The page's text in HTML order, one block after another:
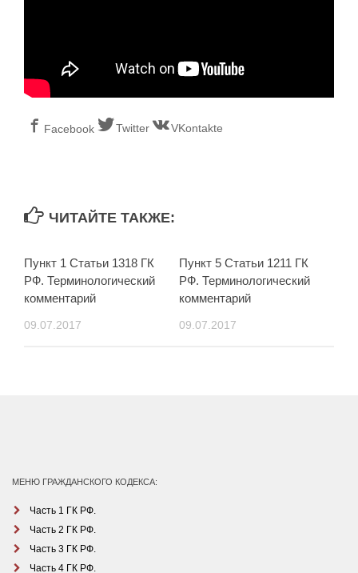
Facebook Twitter VKontakte
ЧИТАЙТЕ ТАКЖЕ:
Пункт 1 Статьи 1318 ГК
РФ. Терминологический
комментарий
09.07.2017
Пункт 5 Статьи 1211 ГК
РФ. Терминологический
комментарий
09.07.2017
МЕНЮ ГРАЖДАНСКОГО КОДЕКСА:
Часть 1 ГК РФ.
Часть 2 ГК РФ.
Часть 3 ГК РФ.
Часть 4 ГК РФ.